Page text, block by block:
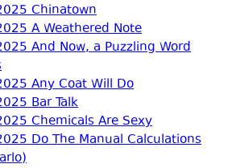
Chinatown
A Weathered Note
And Now, a Puzzling Word
Any Coat Will Do
Bar Talk
Chemicals Are Sexy
Do The Manual Calculations